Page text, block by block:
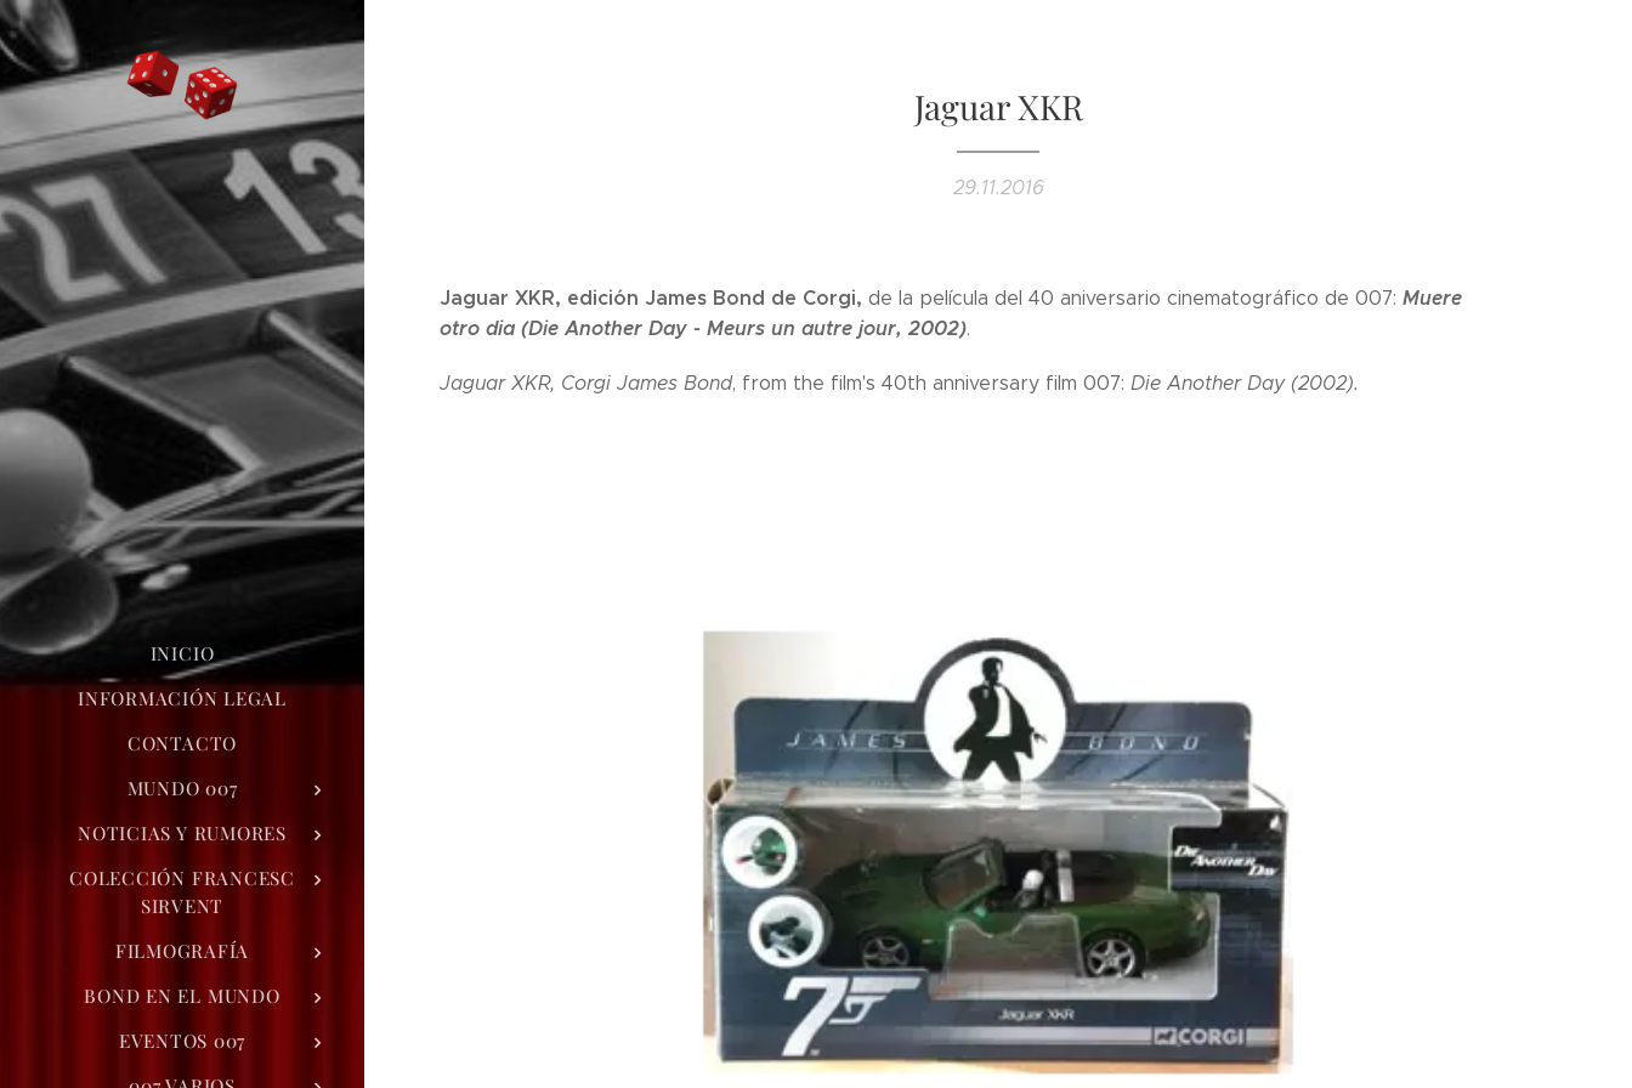
INICIO
INFORMACIÓN LEGAL
CONTACTO
MUNDO 007
NOTICIAS Y RUMORES
COLECCIÓN FRANCESC
SIRVENT
FILMOGRAFÍA
BOND EN EL MUNDO
EVENTOS 007
Jaguar XKR
29.11.2016
Jaguar XKR, edición James Bond de Corgi, de la película del 40 aniversario cinematográfico de 007: Muere
otro dia (Die Another Day - Meurs un autre jour, 2002).
Jaguar XKR, Corgi James Bond, from the film's 40th anniversary film 007: Die Another Day (2002).